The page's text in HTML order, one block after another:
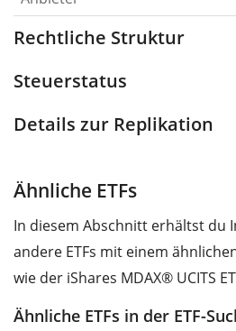
Rechtliche Struktur
Steuerstatus
Details zur Replikation
Ähnliche ETFs
In diesem Abschnitt erhältst du
andere ETFs mit einem
wie der iShares MDAX® UCITS
Ähnliche ETFs in der ETF-